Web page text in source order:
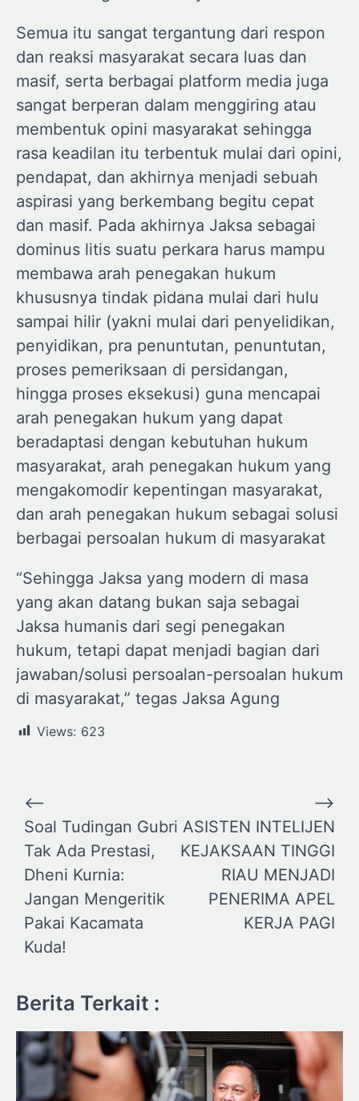
Semua itu sangat tergantung dari respon
dan reaksi masyarakat secara luas dan
masif, serta berbagai platform media juga
sangat berperan dalam menggiring atau
membentuk opini masyarakat sehingga
rasa keadilan itu terbentuk mulai dari opini,
pendapat, dan akhirnya menjadi sebuah
aspirasi yang berkembang begitu cepat
dan masif. Pada akhirnya Jaksa sebagai
dominus litis suatu perkara harus mampu
membawa arah penegakan hukum
khususnya tindak pidana mulai dari hulu
sampai hilir (yakni mulai dari penyelidikan,
penyidikan, pra penuntutan, penuntutan,
proses pemeriksaan di persidangan,
hingga proses eksekusi) guna mencapai
arah penegakan hukum yang dapat
beradaptasi dengan kebutuhan hukum
masyarakat, arah penegakan hukum yang
mengakomodir kepentingan masyarakat,
dan arah penegakan hukum sebagai solusi
berbagai persoalan hukum di masyarakat
“Sehingga Jaksa yang modern di masa
yang akan datang bukan saja sebagai
Jaksa humanis dari segi penegakan
hukum, tetapi dapat menjadi bagian dari
jawaban/solusi persoalan-persoalan hukum
di masyarakat,” tegas Jaksa Agung
Views: 623
Navigasi
pos
⟵
Soal Tudingan Gubri
Tak Ada Prestasi,
Dheni Kurnia:
Jangan Mengeritik
Pakai Kacamata
Kuda!
ASISTEN INTELIJEN
KEJAKSAAN TINGGI
RIAU MENJADI
PENERIMA APEL
KERJA PAGI
⟶
Berita Terkait :